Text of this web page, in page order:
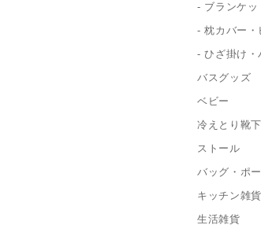
- ブランケッ
- 枕カバー・
- ひざ掛け・
バスグッズ
ベビー
冷えとり靴下
ストール
バッグ・ポ
キッチン雑貨
生活雑貨